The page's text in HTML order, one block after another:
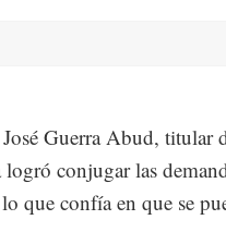
Guerra Abud, titular
conjugar las
que confía en que se